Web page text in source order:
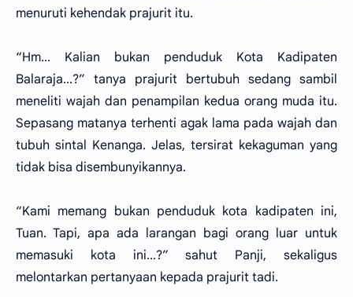
menuruti kehendak prajurit itu.
“Hm... Kalian bukan penduduk Kota Kadipaten
Balaraja...?” tanya prajurit bertubuh sedang sambil
meneliti wajah dan penampilan kedua orang muda itu.
Sepasang matanya terhenti agak lama pada wajah dan
tubuh sintal Kenanga. Jelas, tersirat kekaguman yang
tidak bisa disembunyikannya.
“Kami memang bukan penduduk kota kadipaten ini,
Tuan. Tapi, apa ada larangan bagi orang luar untuk
memasuki kota ini...?” sahut Panji, sekaligus
melontarkan pertanyaan kepada prajurit tadi.